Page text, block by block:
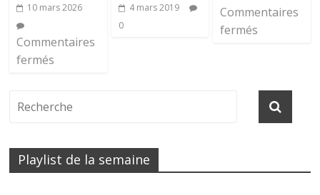
10 mars 2026
Commentaires
fermés
4 mars 2019
0
Commentaires
fermés
Playlist de la semaine